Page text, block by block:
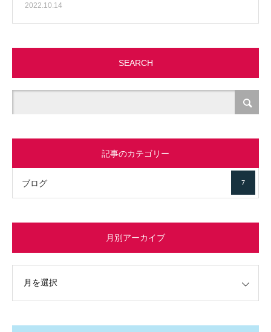
2022.10.14
SEARCH
記事のカテゴリー
ブログ 7
月別アーカイブ